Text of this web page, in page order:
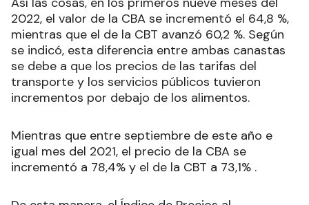
2022, el valor de la CBA se incrementó el 64,8 %,
mientras que el de la CBT avanzó 60,2 %. Según
se indicó, esta diferencia entre ambas canastas
se debe a que los precios de las tarifas del
transporte y los servicios públicos tuvieron
incrementos por debajo de los alimentos.
Mientras que entre septiembre de este año e
igual mes del 2021, el precio de la CBA se
incrementó a 78,4% y el de la CBT a 73,1% .